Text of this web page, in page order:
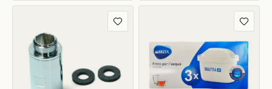
Aggiungi ai preferiti